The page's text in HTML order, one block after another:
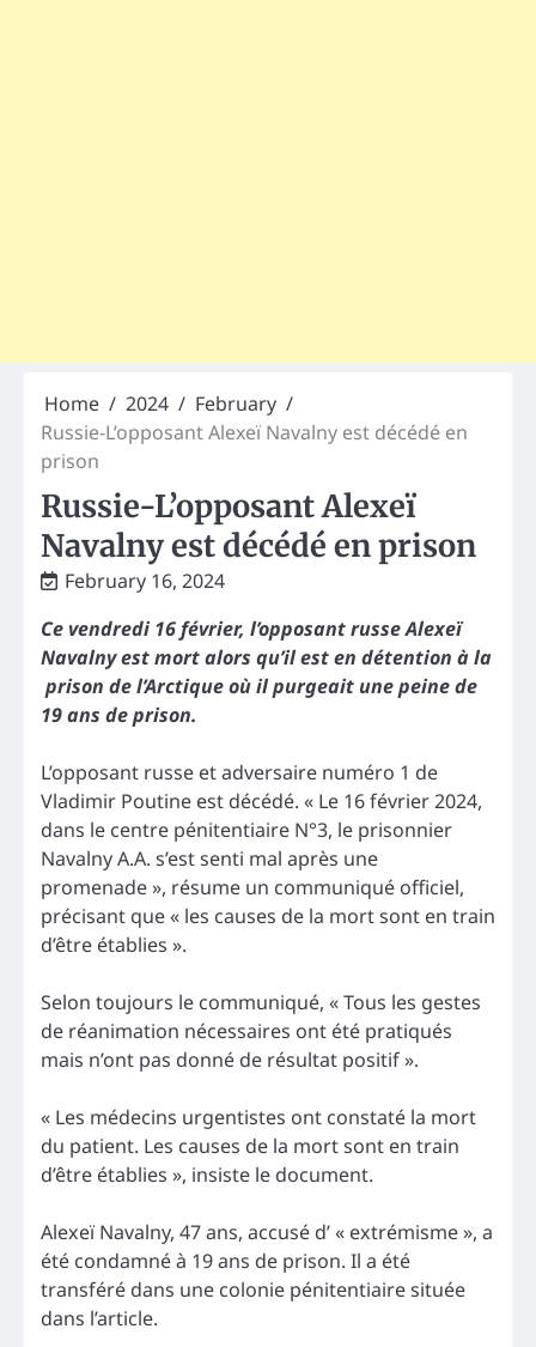
Home 2024
February
Russie-L’opposant Alexeï Navalny est décédé en
prison
Russie-L’opposant Alexeï
Navalny est décédé en prison
February 16, 2024
Ce vendredi 16 février, l’opposant russe Alexeï
Navalny est mort alors qu’il est en détention à la
prison de l’Arctique où il purgeait une peine de
19 ans de prison.
L’opposant russe et adversaire numéro 1 de
Vladimir Poutine est décédé. « Le 16 février 2024,
dans le centre pénitentiaire N°3, le prisonnier
Navalny A.A. s’est senti mal après une
promenade », résume un communiqué officiel,
précisant que « les causes de la mort sont en train
d’être établies ».
Selon toujours le communiqué, « Tous les gestes
de réanimation nécessaires ont été pratiqués
mais n’ont pas donné de résultat positif ».
« Les médecins urgentistes ont constaté la mort
du patient. Les causes de la mort sont en train
d’être établies », insiste le document.
Alexeï Navalny, 47 ans, accusé d’ « extrémisme », a
été condamné à 19 ans de prison. Il a été
transféré dans une colonie pénitentiaire située
dans l’article.